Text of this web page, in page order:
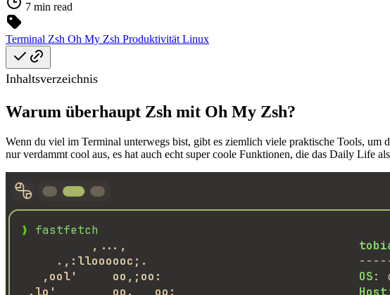
7 min read
Terminal Zsh Oh My Zsh Produktivität Linux
Inhaltsverzeichnis
Warum überhaupt Zsh mit Oh My Zsh?
Wenn du viel im Terminal unterwegs bist, gibt es ziemlich viele praktische Tools,
nur verdammt cool aus, es hat auch echt super coole Funktionen, die das Daily Life